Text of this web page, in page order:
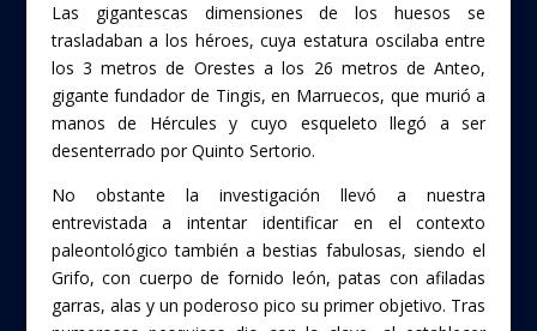
Las gigantescas dimensiones de los huesos se
trasladaban a los héroes, cuya estatura oscilaba entre
los 3 metros de Orestes a los 26 metros de Anteo,
gigante fundador de Tingis, en Marruecos, que murió a
manos de Hércules y cuyo esqueleto llegó a ser
desenterrado por Quinto Sertorio.
No obstante la investigación llevó a nuestra
entrevistada a intentar identificar en el contexto
paleontológico también a bestias fabulosas, siendo el
Grifo, con cuerpo de fornido león, patas con afiladas
garras, alas y un poderoso pico su primer objetivo. Tras